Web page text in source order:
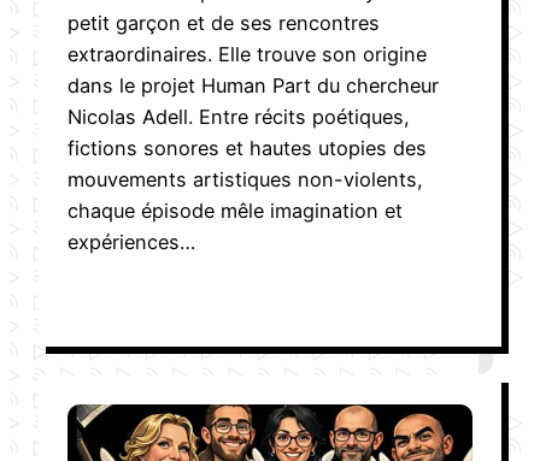
petit garçon et de ses rencontres
extraordinaires. Elle trouve son origine
dans le projet Human Part du chercheur
Nicolas Adell. Entre récits poétiques,
fictions sonores et hautes utopies des
mouvements artistiques non-violents,
chaque épisode mêle imagination et
expériences…